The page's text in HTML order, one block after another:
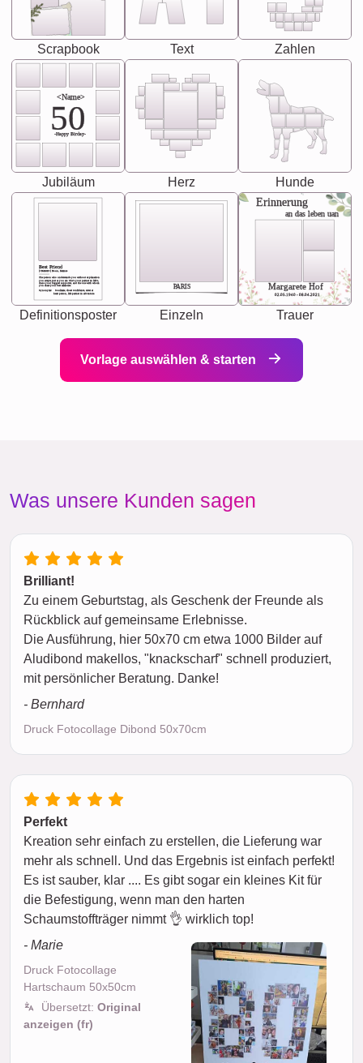
Scrapbook Text Zahlen
<Name>
50
-Happy Birday-
Jubiläum Herz Hunde
Best Friend
[<NAME>] Noun, feminie
Synonyms: Soulmate, closet confidante, sister at
heart person, life partner in adventure.
The person who understands you without explanation
you accepts just as you are. She's your partner in life's,
chaos your biggest supporter, and the one with whom
you share your best memories.
Definitionsposter
PARIS
Einzeln
Erinnerung
an das leben uan
Margarete Hof
02.05.1940 - 08.04.2021
Trauer
Vorlage auswählen & starten
Was unsere Kunden sagen
Brilliant!
Zu einem Geburtstag, als Geschenk der Freunde als
Rückblick auf gemeinsame Erlebnisse.
Die Ausführung, hier 50x70 cm etwa 1000 Bilder auf
Aludibond makellos, "knackscharf" schnell produziert,
mit persönlicher Beratung. Danke!
- Bernhard
Druck Fotocollage Dibond 50x70cm
Perfekt
Kreation sehr einfach zu erstellen, die Lieferung war
mehr als schnell. Und das Ergebnis ist einfach perfekt!
Es ist sauber, klar .... Es gibt sogar ein kleines Kit für
die Befestigung, wenn man den harten
Schaumstoffträger nimmt 👌 wirklich top!
- Marie
Druck Fotocollage
Hartschaum 50x50cm
Übersetzt: Original
anzeigen (fr)